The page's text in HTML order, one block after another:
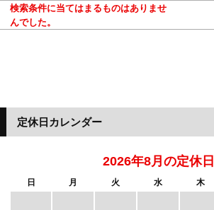
検索条件に当てはまるものはありませ
んでした。
定休日カレンダー
2026年8月の定休日
日 月 火 水 木